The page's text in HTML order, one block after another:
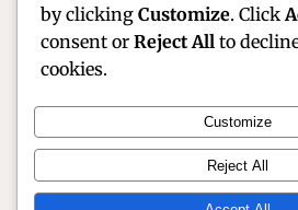
Official Site of Christian
Motorsport Profile
by clicking Customize. Click
consent or Reject All to
cookies.
Customize
Reject All